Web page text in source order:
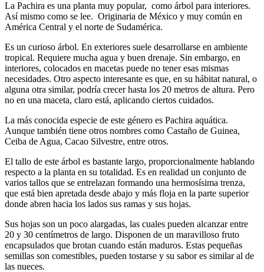
La Pachira es una planta muy popular, como árbol para interiores.
Así mismo como se lee. Originaria de México y muy común en
América Central y el norte de Sudamérica.
Es un curioso árbol. En exteriores suele desarrollarse en ambiente
tropical. Requiere mucha agua y buen drenaje. Sin embargo, en
interiores, colocados en macetas puede no tener esas mismas
necesidades. Otro aspecto interesante es que, en su hábitat natural, o
alguna otra similar, podría crecer hasta los 20 metros de altura. Pero
no en una maceta, claro está, aplicando ciertos cuidados.
La más conocida especie de este género es Pachira aquática.
Aunque también tiene otros nombres como Castaño de Guinea,
Ceiba de Agua, Cacao Silvestre, entre otros.
El tallo de este árbol es bastante largo, proporcionalmente hablando
respecto a la planta en su totalidad. Es en realidad un conjunto de
varios tallos que se entrelazan formando una hermosísima trenza,
que está bien apretada desde abajo y más floja en la parte superior
donde abren hacia los lados sus ramas y sus hojas.
Sus hojas son un poco alargadas, las cuales pueden alcanzar entre
20 y 30 centímetros de largo. Disponen de un maravilloso fruto
encapsulados que brotan cuando están maduros. Estas pequeñas
semillas son comestibles, pueden tostarse y su sabor es similar al de
las nueces.